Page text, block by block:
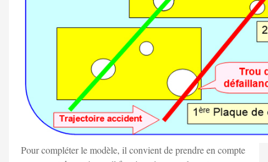
Pour compléter le modèle, il convient de prendre en compte